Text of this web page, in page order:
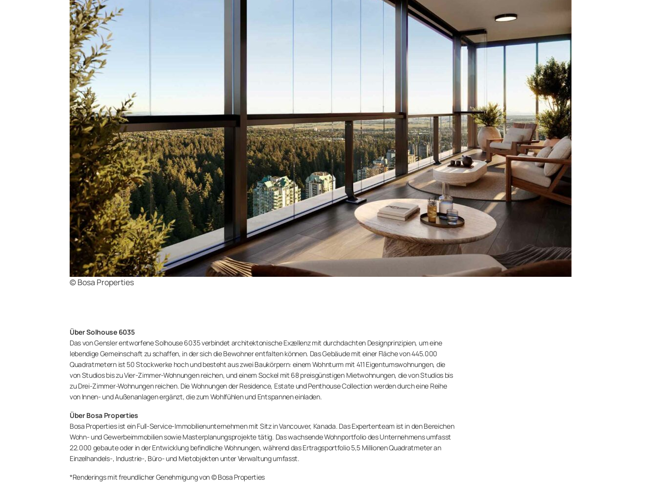
© Bosa Properties
Über Solhouse 6035
Das von Gensler entworfene Solhouse 6035 verbindet architektonische Exzellenz mit durchdachten Designprinzipien, um eine
lebendige Gemeinschaft zu schaffen, in der sich die Bewohner entfalten können. Das Gebäude mit einer Fläche von 445.000
Quadratmetern ist 50 Stockwerke hoch und besteht aus zwei Baukörpern: einem Wohnturm mit 411 Eigentumswohnungen, die
von Studios bis zu Vier-Zimmer-Wohnungen reichen, und einem Sockel mit 68 preisgünstigen Mietwohnungen, die von Studios bis
zu Drei-Zimmer-Wohnungen reichen. Die Wohnungen der Residence, Estate und Penthouse Collection werden durch eine Reihe
von Innen- und Außenanlagen ergänzt, die zum Wohlfühlen und Entspannen einladen.
Über Bosa Properties
Bosa Properties ist ein Full-Service-Immobilienunternehmen mit Sitz in Vancouver, Kanada. Das Expertenteam ist in den Bereichen
Wohn- und Gewerbeimmobilien sowie Masterplanungsprojekte tätig. Das wachsende Wohnportfolio des Unternehmens umfasst
22.000 gebaute oder in der Entwicklung befindliche Wohnungen, während das Ertragsportfolio 5,5 Millionen Quadratmeter an
Einzelhandels-, Industrie-, Büro- und Mietobjekten unter Verwaltung umfasst.
*Renderings mit freundlicher Genehmigung von © Bosa Properties